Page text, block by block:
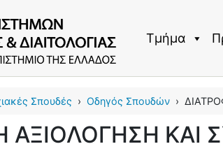
Τμήμα
Σπουδές › Οδηγός Σπουδών ›
ΑΞΙΟΛΟΓΗΣΗ ΚΑΙ